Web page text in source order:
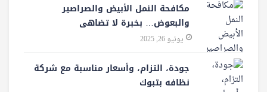
مكافحة النمل الأبيض والصراصير
والبعوض… بخبرة لا تضاهى
يونيو 26, 2025
جودة، التزام، وأسعار مناسبة مع شركة
نظافه بتبوك